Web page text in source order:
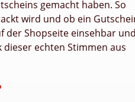
gemacht haben. So
wird und ob ein
der Shopseite einsehbar
echten Stimmen aus